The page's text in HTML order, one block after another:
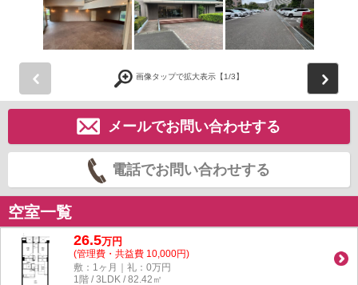
画像タップで拡大表示【1/3】
メールでお問い合わせする
電話でお問い合わせする
空室一覧
26.5万円
(管理費・共益費 10,000円)
敷：1ヶ月｜礼：0万円
1階 / 3LDK / 82.42㎡